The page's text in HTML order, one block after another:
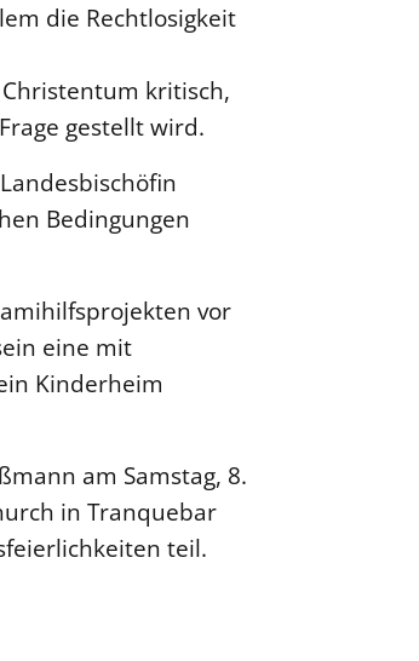
die Rechtlosigkeit
kritisch,
gestellt wird.
Bedingungen
vor
eine mit
Kinderheim
am Samstag, 8.
in Tranquebar
teil.